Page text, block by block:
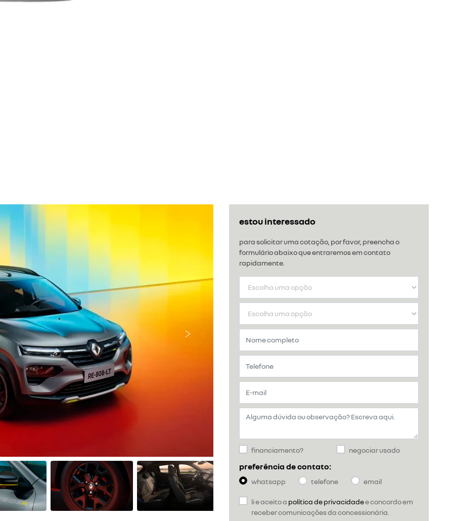
estou interessado
para solicitar uma cotação, por favor, preencha o
formulário abaixo que entraremos em contato
rapidamente.
financiamento? negociar usado
preferência de contato:
whatsapp telefone email
li e aceito a política de privacidadee concordo em
receber comunicações da concessionária.
Próximo